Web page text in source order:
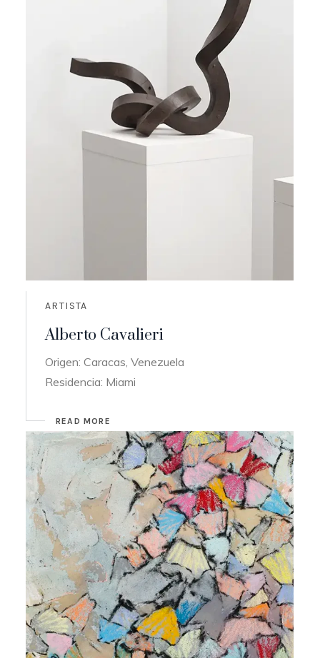
ARTISTA
Alberto Cavalieri
Origen: Caracas, Venezuela
Residencia: Miami
READ MORE